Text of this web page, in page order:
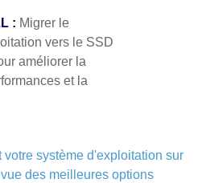
: Migrer le
vers le SSD
améliorer la
et la
votre système d'exploitation sur
des meilleures options